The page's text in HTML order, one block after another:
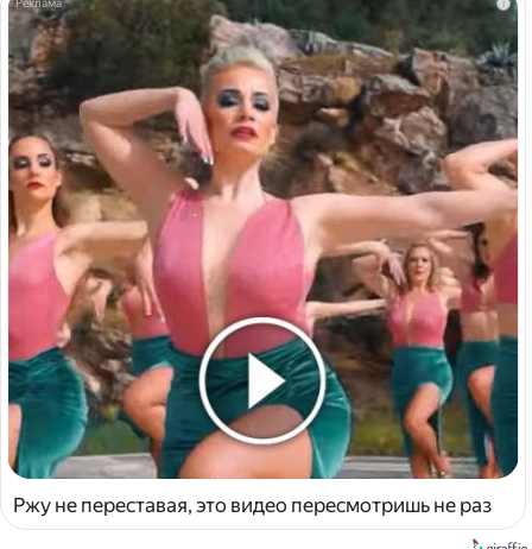
Ржу не переставая, это видео пересмотришь не раз